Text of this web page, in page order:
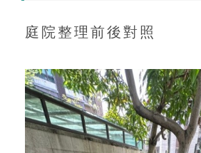
庭院整理前後對照